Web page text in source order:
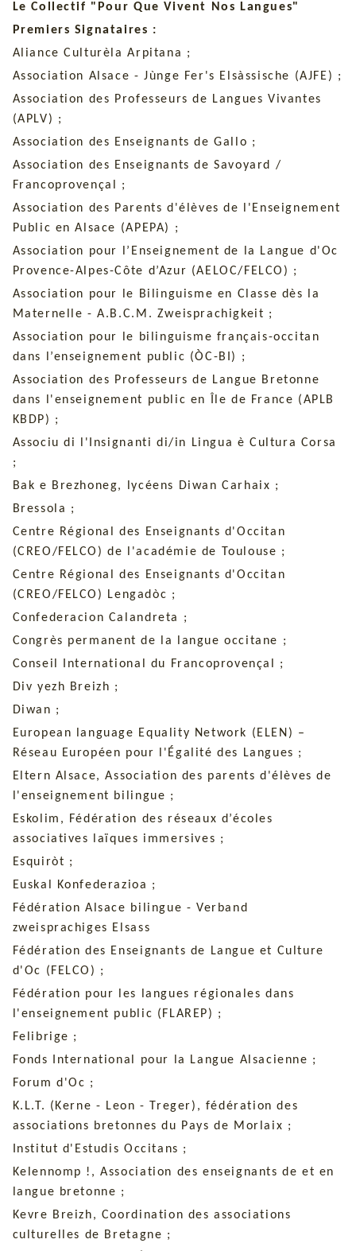
Le Collectif "Pour Que Vivent Nos Langues"
Premiers Signataires :
Aliance Culturèla Arpitana ;
Association Alsace - Jùnge Fer's Elsàssische (AJFE) ;
Association des Professeurs de Langues Vivantes
(APLV) ;
Association des Enseignants de Gallo ;
Association des Enseignants de Savoyard /
Francoprovençal ;
Association des Parents d'élèves de l'Enseignement
Public en Alsace (APEPA) ;
Association pour l’Enseignement de la Langue d'Oc
Provence-Alpes-Côte d’Azur (AELOC/FELCO) ;
Association pour le Bilinguisme en Classe dès la
Maternelle - A.B.C.M. Zweisprachigkeit ;
Association pour le bilinguisme français-occitan
dans l’enseignement public (ÒC-BI) ;
Association des Professeurs de Langue Bretonne
dans l'enseignement public en Île de France (APLB
KBDP) ;
Associu di l'Insignanti di/in Lingua è Cultura Corsa
;
Bak e Brezhoneg, lycéens Diwan Carhaix ;
Bressola ;
Centre Régional des Enseignants d'Occitan
(CREO/FELCO) de l'académie de Toulouse ;
Centre Régional des Enseignants d'Occitan
(CREO/FELCO) Lengadòc ;
Confederacion Calandreta ;
Congrès permanent de la langue occitane ;
Conseil International du Francoprovençal ;
Div yezh Breizh ;
Diwan ;
European language Equality Network (ELEN) –
Réseau Européen pour l'Égalité des Langues ;
Eltern Alsace, Association des parents d'élèves de
l'enseignement bilingue ;
Eskolim, Fédération des réseaux d’écoles
associatives laïques immersives ;
Esquiròt ;
Euskal Konfederazioa ;
Fédération Alsace bilingue - Verband
zweisprachiges Elsass
Fédération des Enseignants de Langue et Culture
d'Oc (FELCO) ;
Fédération pour les langues régionales dans
l'enseignement public (FLAREP) ;
Felibrige ;
Fonds International pour la Langue Alsacienne ;
Forum d'Oc ;
K.L.T. (Kerne - Leon - Treger), fédération des
associations bretonnes du Pays de Morlaix ;
Institut d'Estudis Occitans ;
Kelennomp !, Association des enseignants de et en
langue bretonne ;
Kevre Breizh, Coordination des associations
culturelles de Bretagne ;